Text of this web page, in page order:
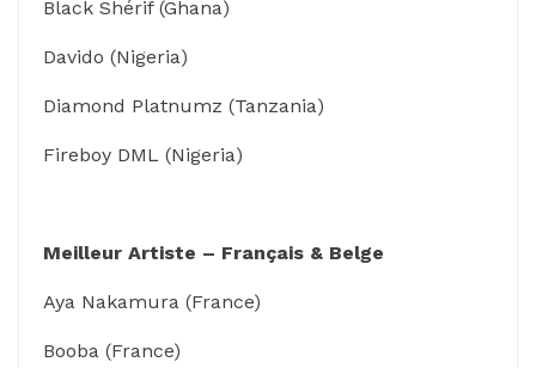
Black Shérif (Ghana)
Davido (Nigeria)
Diamond Platnumz (Tanzania)
Fireboy DML (Nigeria)
Meilleur Artiste – Français & Belge
Aya Nakamura (France)
Booba (France)